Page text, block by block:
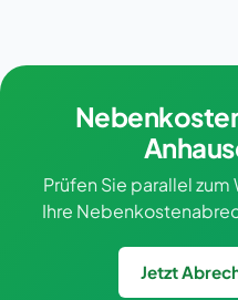
Prüfen Sie parallel
Ihre
Jetzt